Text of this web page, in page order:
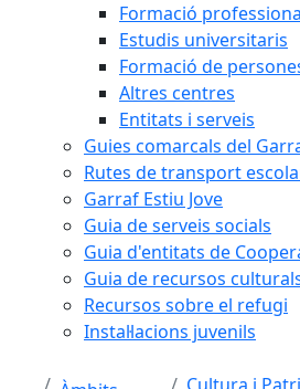
Formació
Estudis universitaris
Formació de
Altres centres
Entitats i serveis
Guies comarcals del
Rutes de transport
Garraf Estiu Jove
Guia de serveis socials
Guia d'entitats de
Guia de recursos
Recursos sobre el refugi
Instal·lacions juvenils